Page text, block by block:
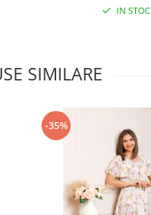
IN STOC
SIMILARE
-35%